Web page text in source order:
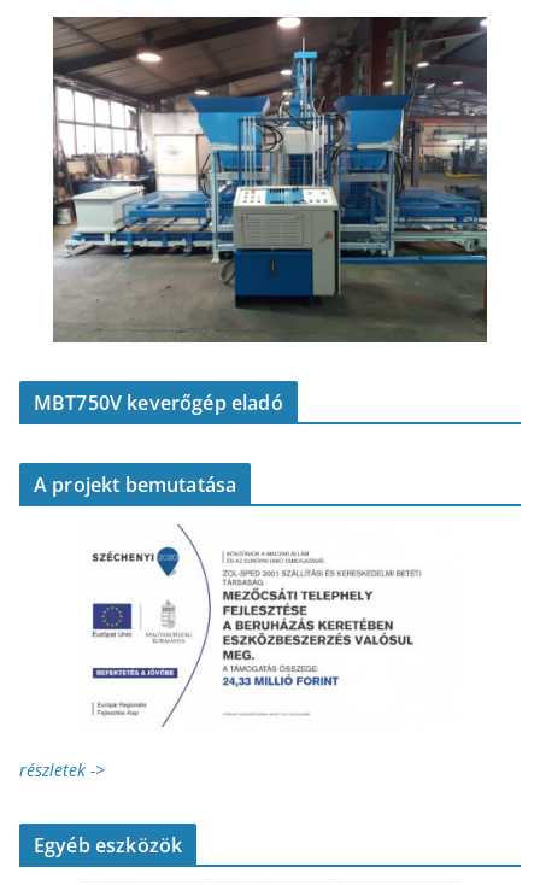
MBT750V keverőgép eladó
A projekt bemutatása
részletek ->
Egyéb eszközök